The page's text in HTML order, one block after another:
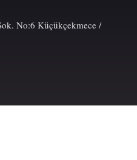
No:6 Küçükçekmece /